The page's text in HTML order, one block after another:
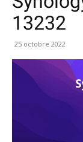
13232
25 octobre 2022